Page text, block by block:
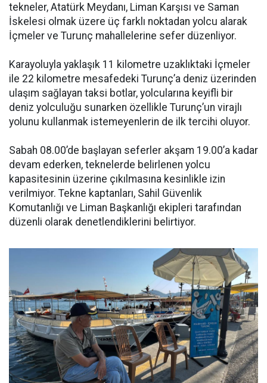
tekneler, Atatürk Meydanı, Liman Karşısı ve Saman
İskelesi olmak üzere üç farklı noktadan yolcu alarak
İçmeler ve Turunç mahallelerine sefer düzenliyor.
Karayoluyla yaklaşık 11 kilometre uzaklıktaki İçmeler
ile 22 kilometre mesafedeki Turunç’a deniz üzerinden
ulaşım sağlayan taksi botlar, yolcularına keyifli bir
deniz yolculuğu sunarken özellikle Turunç’un virajlı
yolunu kullanmak istemeyenlerin de ilk tercihi oluyor.
Sabah 08.00’de başlayan seferler akşam 19.00’a kadar
devam ederken, teknelerde belirlenen yolcu
kapasitesinin üzerine çıkılmasına kesinlikle izin
verilmiyor. Tekne kaptanları, Sahil Güvenlik
Komutanlığı ve Liman Başkanlığı ekipleri tarafından
düzenli olarak denetlendiklerini belirtiyor.